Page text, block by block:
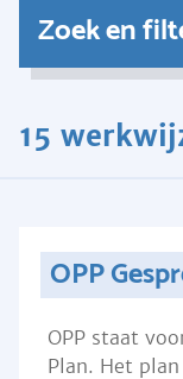
Zoek en
15
OPP
OPP staat
Plan. Het